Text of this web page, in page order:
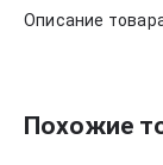
Описание
Похожие